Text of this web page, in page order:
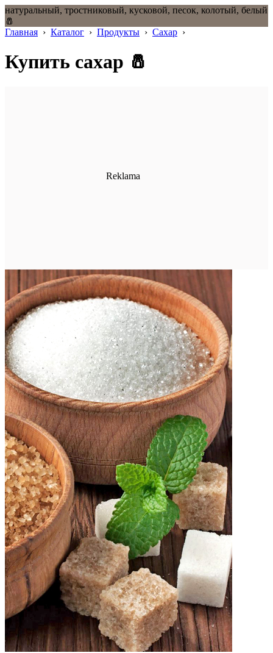
натуральный, тростниковый, кусковой, песок, колотый, белый
🧂
Главная › Каталог › Продукты › Сахар ›
Купить сахар 🧂